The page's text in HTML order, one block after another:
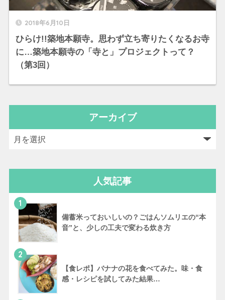
2018年6月10日
ひらけ!!築地本願寺。思わず立ち寄りたくなるお寺
に…築地本願寺の「寺と」プロジェクトって？
（第3回）
アーカイブ
人気記事
1
備蓄米っておいしいの？ごはんソムリエの“本
音”と、少しの工夫で変わる炊き方
2
【食レポ】バナナの花を食べてみた。味・食
感・レシピを試してみた結果…